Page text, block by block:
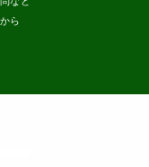
ら